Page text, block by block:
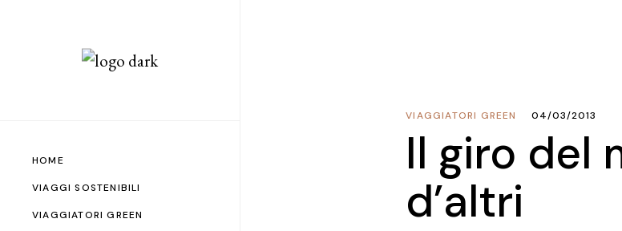
HOME
VIAGGI SOSTENIBILI
VIAGGIATORI GREEN
VIAGGIATORI GREEN 04/03/2013
Il giro del
d’altri